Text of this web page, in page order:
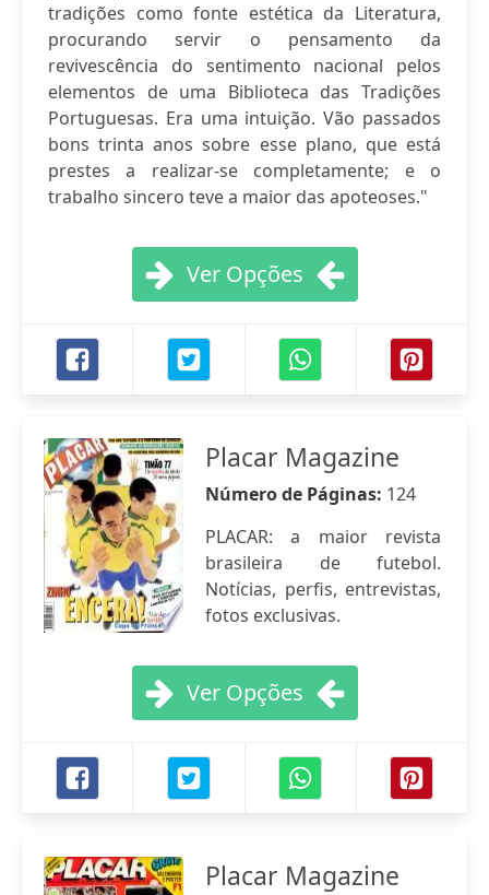
tradições como fonte estética da Literatura,
procurando servir o pensamento da
revivescência do sentimento nacional pelos
elementos de uma Biblioteca das Tradições
Portuguesas. Era uma intuição. Vão passados
bons trinta anos sobre esse plano, que está
prestes a realizar-se completamente; e o
trabalho sincero teve a maior das apoteoses."
Ver Opções
Placar Magazine
Número de Páginas: 124
PLACAR: a maior revista
brasileira de futebol.
Notícias, perfis, entrevistas,
fotos exclusivas.
Ver Opções
Placar Magazine